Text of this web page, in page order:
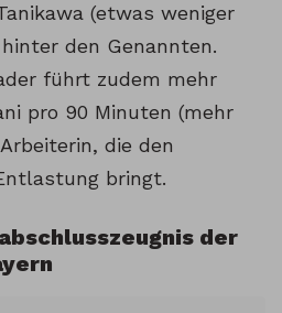
(etwas weniger
den Genannten.
führt zudem mehr
pro 90 Minuten (mehr
die den
bringt.
der